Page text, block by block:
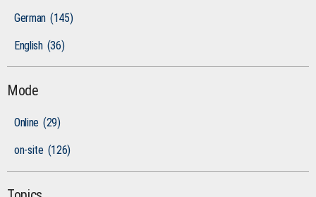
German (145)
English (36)
Mode
Online (29)
on-site (126)